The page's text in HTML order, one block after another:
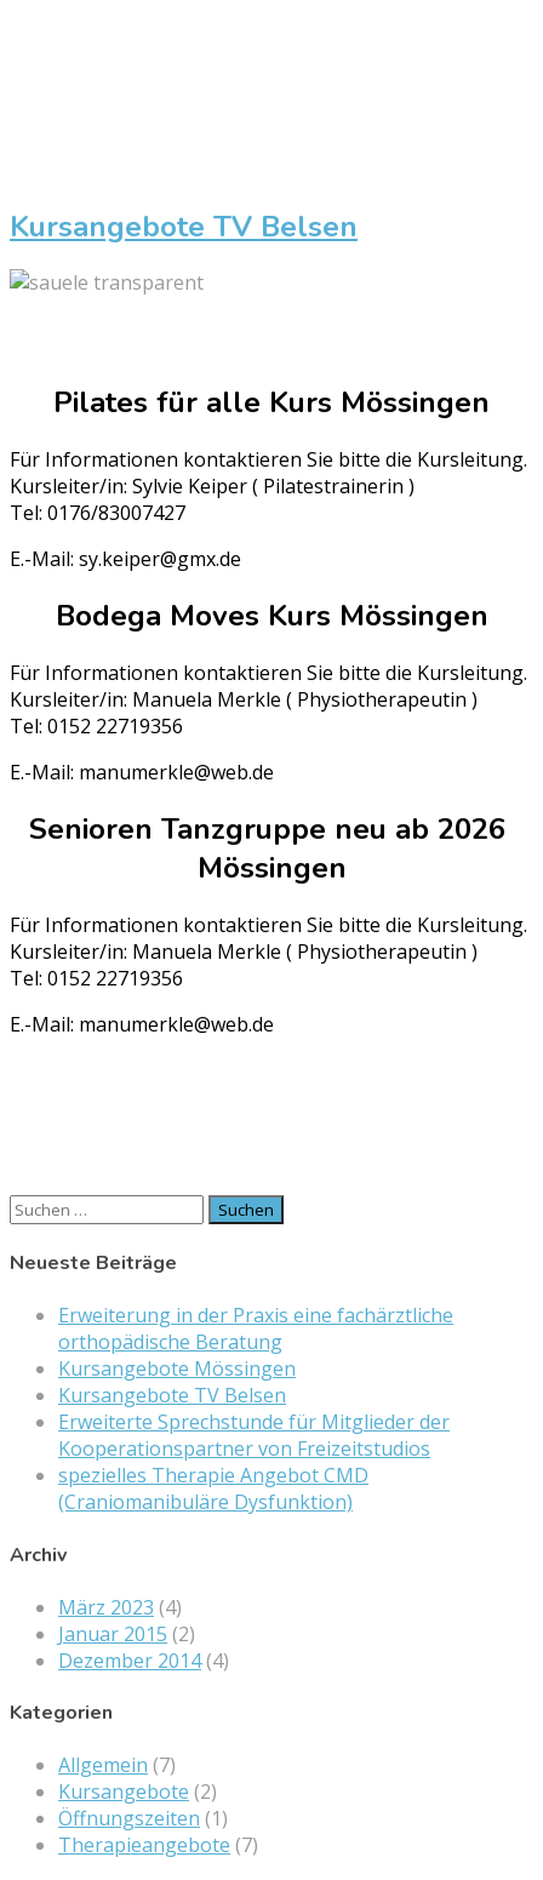
Kursangebote TV Belsen
Pilates für alle Kurs Mössingen
Für Informationen kontaktieren Sie bitte die Kursleitung.
Kursleiter/in: Sylvie Keiper ( Pilatestrainerin )
Tel: 0176/83007427
E.-Mail: sy.keiper@gmx.de
Bodega Moves Kurs Mössingen
Für Informationen kontaktieren Sie bitte die Kursleitung.
Kursleiter/in: Manuela Merkle ( Physiotherapeutin )
Tel: 0152 22719356
E.-Mail: manumerkle@web.de
Senioren Tanzgruppe neu ab 2026
Mössingen
Für Informationen kontaktieren Sie bitte die Kursleitung.
Kursleiter/in: Manuela Merkle ( Physiotherapeutin )
Tel: 0152 22719356
E.-Mail: manumerkle@web.de
Suchen
Neueste Beiträge
Erweiterung in der Praxis eine fachärztliche
orthopädische Beratung
Kursangebote Mössingen
Kursangebote TV Belsen
Erweiterte Sprechstunde für Mitglieder der
Kooperationspartner von Freizeitstudios
spezielles Therapie Angebot CMD
(Craniomanibuläre Dysfunktion)
Archiv
März 2023 (4)
Januar 2015 (2)
Dezember 2014(4)
Kategorien
Allgemein (7)
Kursangebote (2)
Öffnungszeiten (1)
Therapieangebote (7)